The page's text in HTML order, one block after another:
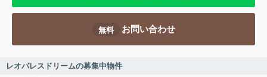
無料 お問い合わせ
レオパレスドリームの募集中物件